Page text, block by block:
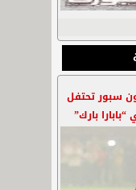
سبور تحتفل
بارك”